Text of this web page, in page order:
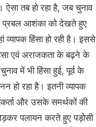
ऐसा तब हो रहा है, जब चुनाव
प्रबल आशंका को देखते हुए
हिंसा हो रही है। इससे
एवं अराजकता के बढ़ने के
में भी हिंसा हुई, पूर्व के
हो रहा है। इतनी व्यापक
और उसके समर्थकों की
पलायन करते हुए पड़ोसी